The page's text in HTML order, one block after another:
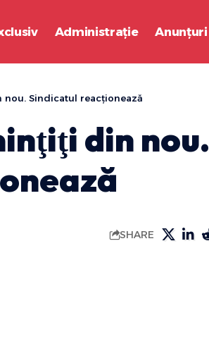
Administrație Anunțuri
nou. Sindicatul reacționează
din nou.
SHARE